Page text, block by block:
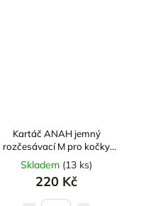
Kartáč ANAH jemný
rozčesávací M pro kočky
Zolux
Skladem (13 ks)
220 Kč